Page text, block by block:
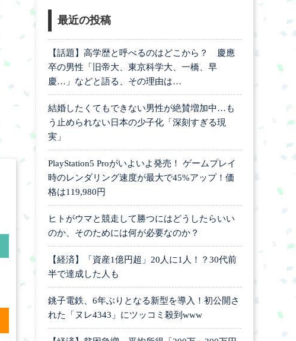
最近の投稿
【話題】高学歴と呼べるのはどこから？ 慶應
卒の男性「旧帝大、東京科学大、一橋、早
慶…」などと語る、その理由は…
結婚したくてもできない男性が絶賛増加中…も
う止められない日本の少子化「深刻すぎる現
実」
PlayStation5 Proがいよいよ発売！ ゲームプレイ
時のレンダリング速度が最大で45%アップ！価
格は119,980円
ヒトがウマと競走して勝つにはどうしたらいい
のか、そのためには何が必要なのか？
【経済】「資産1億円超」20人に1人！？30代前
半で達成した人も
銚子電鉄、6年ぶりとなる新型を導入！初公開さ
れた「ヌレ4343」にツッコミ殺到www